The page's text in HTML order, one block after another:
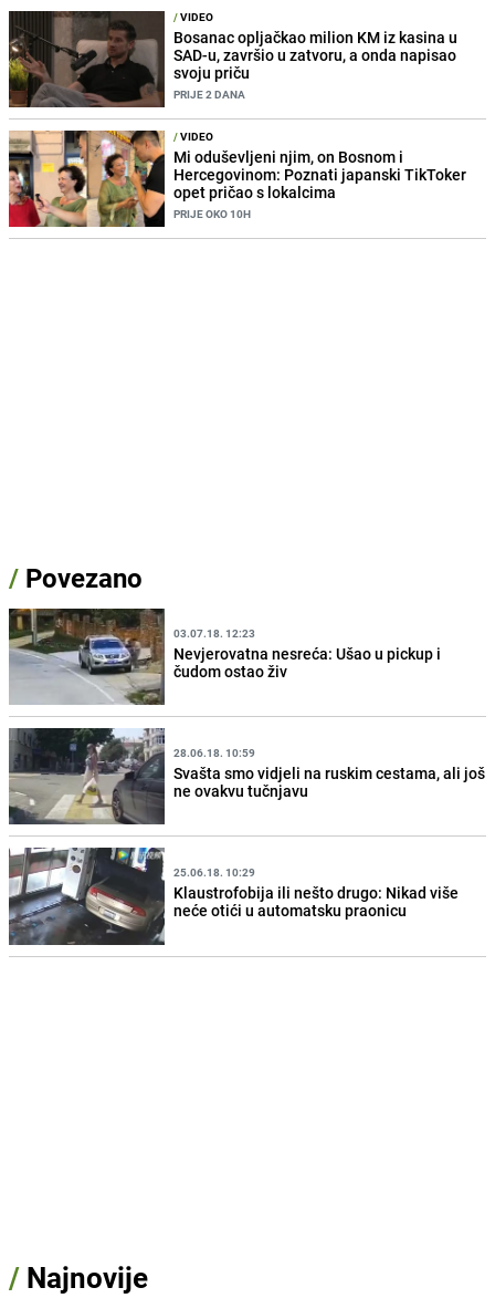
/VIDEO
Bosanac opljačkao milion KM iz kasina u
SAD-u, završio u zatvoru, a onda napisao
svoju priču
PRIJE 2 DANA
/VIDEO
Mi oduševljeni njim, on Bosnom i
Hercegovinom: Poznati japanski TikToker
opet pričao s lokalcima
PRIJE OKO 10H
/ Povezano
03.07.18. 12:23
Nevjerovatna nesreća: Ušao u pickup i
čudom ostao živ
28.06.18. 10:59
Svašta smo vidjeli na ruskim cestama, ali još
ne ovakvu tučnjavu
25.06.18. 10:29
Klaustrofobija ili nešto drugo: Nikad više
neće otići u automatsku praonicu
/ Najnovije